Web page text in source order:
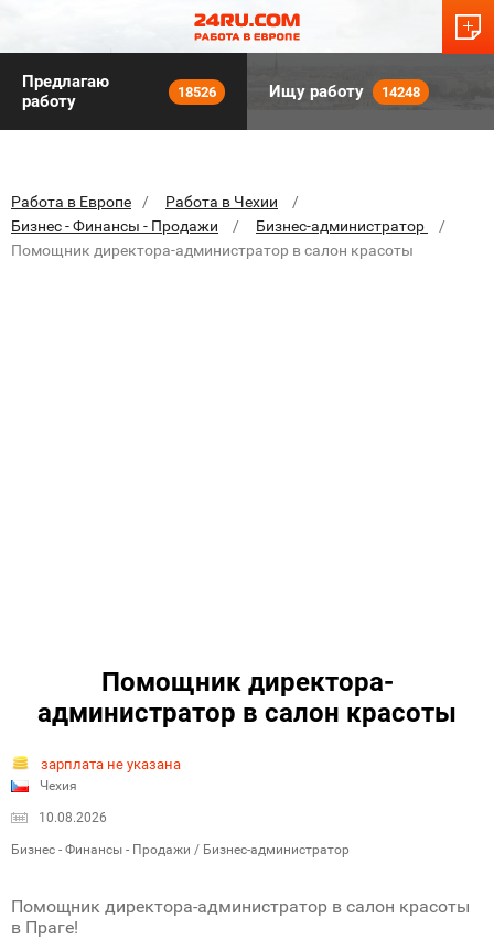
Предлагаю
работу
18526 Ищу работу 14248
Работа в Европе
Работа в Чехии
Бизнес - Финансы - Продажи
Бизнес-администратор
Помощник директора-администратор в салон красоты
Помощник директора-
администратор в салон красоты
зарплата не указана
Чехия
10.08.2026
Бизнес - Финансы - Продажи / Бизнес-администратор
Помощник директора-администратор в салон красоты
в Праге!